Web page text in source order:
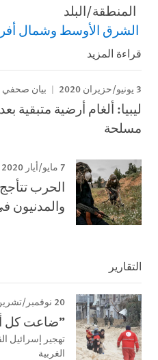
المنطقة/البلد
الشرق الأوسط وشمال
قراءة المزيد
3 يونيو/حزيران 2020 بيان صحفي
ليبيا: ألغام أرضية
مسلحة
7 مايو/أيار 2020
الحرب
والمدنيون
التقارير
20 نوفمبر/تشرين الثاني 2025
”ضاعت كل
تهجير إسرائيل
الغربية